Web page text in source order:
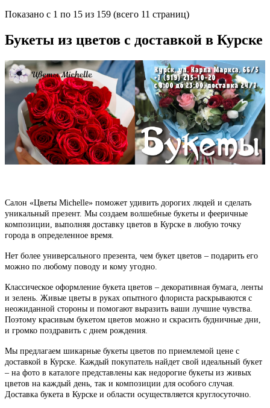
Показано с 1 по 15 из 159 (всего 11 страниц)
Букеты из цветов с доставкой в Курске
Салон «Цветы Michelle» поможет удивить дорогих людей и сделать
уникальный презент. Мы создаем волшебные букеты и фееричные
композиции, выполняя доставку цветов в Курске в любую точку
города в определенное время.
Нет более универсального презента, чем букет цветов – подарить его
можно по любому поводу и кому угодно.
Классическое оформление букета цветов – декоративная бумага, ленты
и зелень. Живые цветы в руках опытного флориста раскрываются с
неожиданной стороны и помогают выразить ваши лучшие чувства.
Поэтому красивым букетом цветов можно и скрасить будничные дни,
и громко поздравить с днем рождения.
Мы предлагаем шикарные букеты цветов по приемлемой цене с
доставкой в Курске. Каждый покупатель найдет свой идеальный букет
– на фото в каталоге представлены как недорогие букеты из живых
цветов на каждый день, так и композиции для особого случая.
Доставка букета в Курске и области осуществляется круглосуточно.